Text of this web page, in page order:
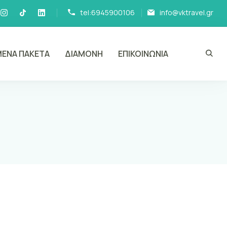
tel:6945900106 info@vktravel.gr
ΠΑΚΕΤΑ ΔΙΑΜΟΝΗ ΕΠΙΚΟΙΝΩΝΙΑ